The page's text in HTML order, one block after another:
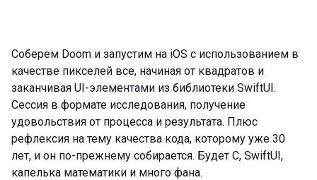
Соберем Doom и запустим на iOS с использованием в
качестве пикселей все, начиная от квадратов и
заканчивая UI-элементами из библиотеки SwiftUI.
Сессия в формате исследования, получение
удовольствия от процесса и результата. Плюс
рефлексия на тему качества кода, которому уже 30
лет, и он по-прежнему собирается. Будет C, SwiftUI,
капелька математики и много фана.